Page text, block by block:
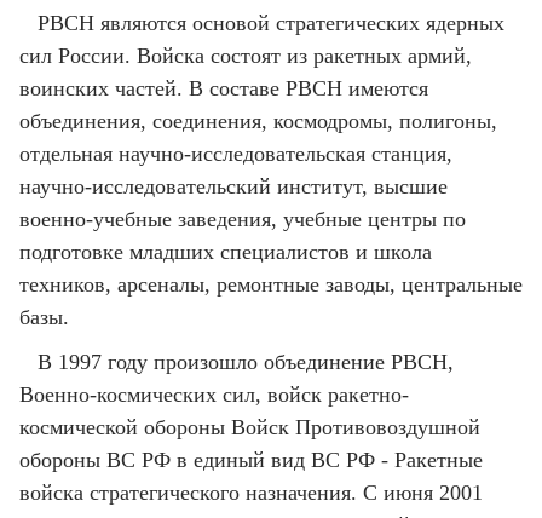
РВСН являются основой стратегических ядерных
сил России. Войска состоят из ракетных армий,
воинских частей. В составе РВСН имеются
объединения, соединения, космодромы, полигоны,
отдельная научно-исследовательская станция,
научно-исследовательский институт, высшие
военно-учебные заведения, учебные центры по
подготовке младших специалистов и школа
техников, арсеналы, ремонтные заводы, центральные
базы.
В 1997 году произошло объединение РВСН,
Военно-космических сил, войск ракетно-
космической обороны Войск Противовоздушной
обороны ВС РФ в единый вид ВС РФ - Ракетные
войска стратегического назначения. С июня 2001